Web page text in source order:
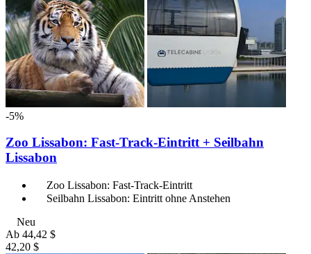
-5%
Zoo Lissabon: Fast-Track-Eintritt + Seilbahn
Lissabon
Zoo Lissabon: Fast-Track-Eintritt
Seilbahn Lissabon: Eintritt ohne Anstehen
Neu
Ab 44,42 $
42,20 $